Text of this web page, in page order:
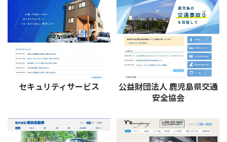
セキュリティサービス
公益財団法人 鹿児島県交通
安全協会